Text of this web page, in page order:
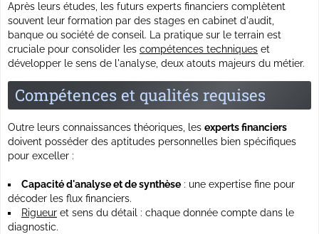
Après leurs études, les futurs experts financiers complètent
souvent leur formation par des stages en cabinet d'audit,
banque ou société de conseil. La pratique sur le terrain est
cruciale pour consolider les compétences techniques et
développer le sens de l'analyse, deux atouts majeurs du métier.
Compétences et qualités requises
Outre leurs connaissances théoriques, les experts financiers
doivent posséder des aptitudes personnelles bien spécifiques
pour exceller :
Capacité d'analyse et de synthèse : une expertise fine pour
décoder les flux financiers.
Rigueur et sens du détail : chaque donnée compte dans le
diagnostic.